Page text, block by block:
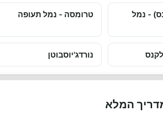
- נמל
טרומסה - נמל תעופה
נורדג'יוסבוטן
המלא